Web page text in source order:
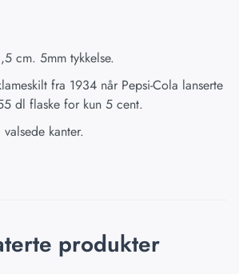
cm. 5mm tykkelse.
fra 1934 når Pepsi-Cola lanserte
dl flaske for kun 5 cent.
kanter.
produkter